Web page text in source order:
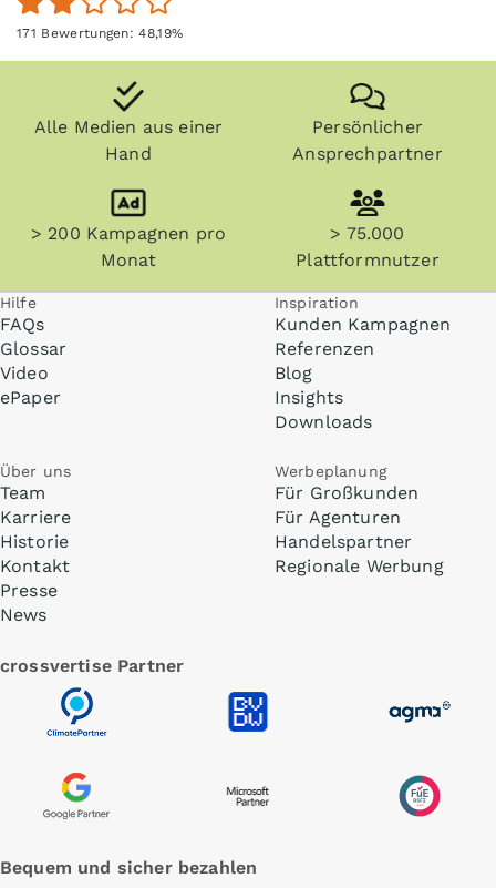
171 Bewertungen:48,19%
Alle Medien aus einer
Hand
Persönlicher
Ansprechpartner
> 200 Kampagnen pro
Monat
> 75.000
Plattformnutzer
Hilfe
FAQs
Glossar
Video
ePaper
Inspiration
Kunden Kampagnen
Referenzen
Blog
Insights
Downloads
Über uns
Team
Karriere
Historie
Kontakt
Presse
News
Werbeplanung
Für Großkunden
Für Agenturen
Handelspartner
Regionale Werbung
crossvertise Partner
Bequem und sicher bezahlen